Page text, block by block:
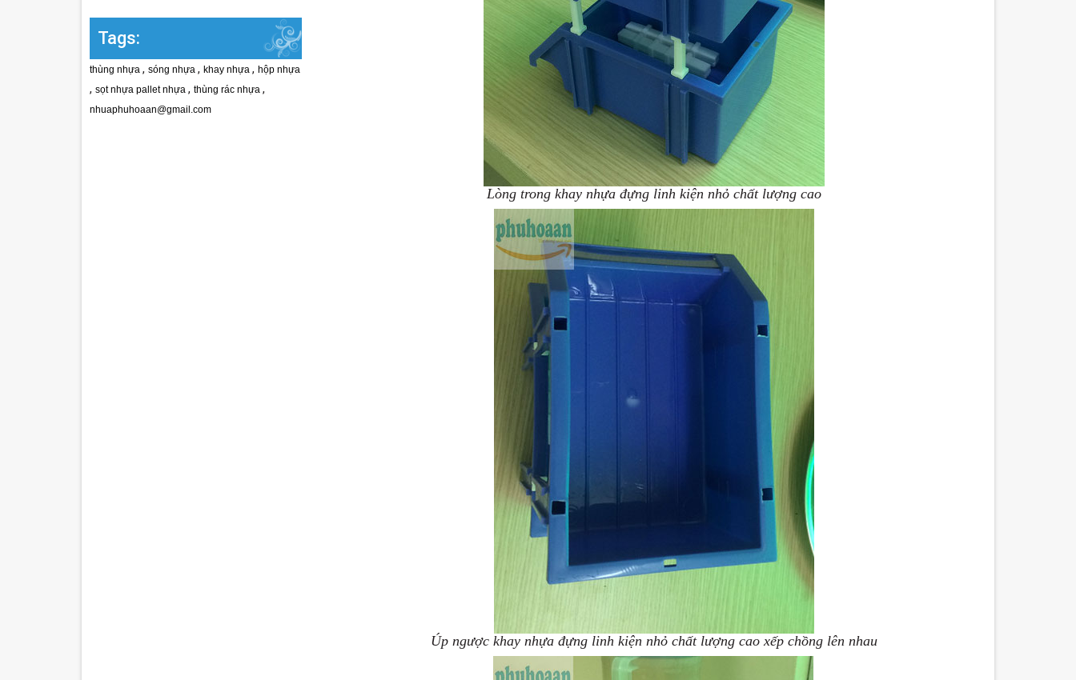
Lòng trong khay nhựa đựng linh kiện nhỏ chất lượng cao
Úp ngược khay nhựa đựng linh kiện nhỏ chất lượng cao xếp chồng lên nhau
Tags:
thùng nhựa , sóng nhựa , khay nhựa , hộp nhựa
, sọt nhựa pallet nhựa , thùng rác nhựa ,
nhuaphuhoaan@gmail.com